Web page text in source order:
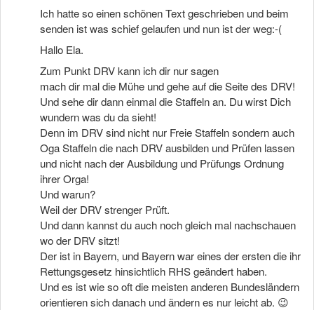
Ich hatte so einen schönen Text geschrieben und beim
senden ist was schief gelaufen und nun ist der weg:-(
Hallo Ela.
Zum Punkt DRV kann ich dir nur sagen
mach dir mal die Mühe und gehe auf die Seite des DRV!
Und sehe dir dann einmal die Staffeln an. Du wirst Dich
wundern was du da sieht!
Denn im DRV sind nicht nur Freie Staffeln sondern auch
Oga Staffeln die nach DRV ausbilden und Prüfen lassen
und nicht nach der Ausbildung und Prüfungs Ordnung
ihrer Orga!
Und warun?
Weil der DRV strenger Prüft.
Und dann kannst du auch noch gleich mal nachschauen
wo der DRV sitzt!
Der ist in Bayern, und Bayern war eines der ersten die ihr
Rettungsgesetz hinsichtlich RHS geändert haben.
Und es ist wie so oft die meisten anderen Bundesländern
orientieren sich danach und ändern es nur leicht ab. 😉